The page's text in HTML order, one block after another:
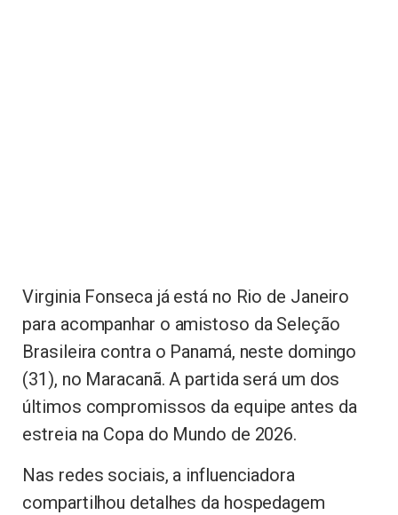
Virginia Fonseca já está no Rio de Janeiro
para acompanhar o amistoso da Seleção
Brasileira contra o Panamá, neste domingo
(31), no Maracanã. A partida será um dos
últimos compromissos da equipe antes da
estreia na Copa do Mundo de 2026.
Nas redes sociais, a influenciadora
compartilhou detalhes da hospedagem